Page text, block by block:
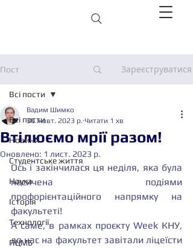
Пост Зареєструватися
Всі пости
Новини
Студентське життя
Наука
Історія
Технології
ПЦМБ
Всі пости
Втілюємо мрії разом!
Вадим Шимко
30 жовт. 2023 р. Читати 1 хв
Оновлено: 1 лист. 2023 р.
Ось і закінчилася ця неділя, яка була
насичена подіями
профорієнтаційного напрямку на
факультеті!
А саме, в рамках проєкту Week КНУ,
до нас на факультет завітали ліцеїсти